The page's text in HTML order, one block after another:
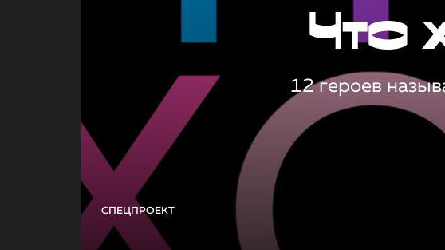
СПЕЦПРОЕКТ
Что
12 героев